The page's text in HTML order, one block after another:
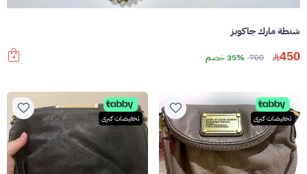
شنطة مارك جاكوبز
450
700 35% خصم
تخفيضات كبرى تخفيضات كبرى